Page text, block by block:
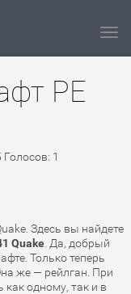
PE
Голосов: 1
Здесь вы найдете
Quake . Да, добрый
Только теперь
же — рейлган. При
одному, так и в